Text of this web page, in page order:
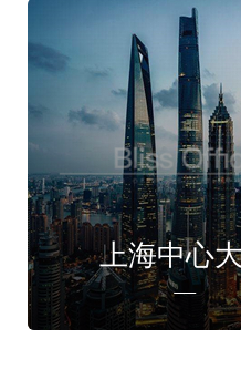
上海中心